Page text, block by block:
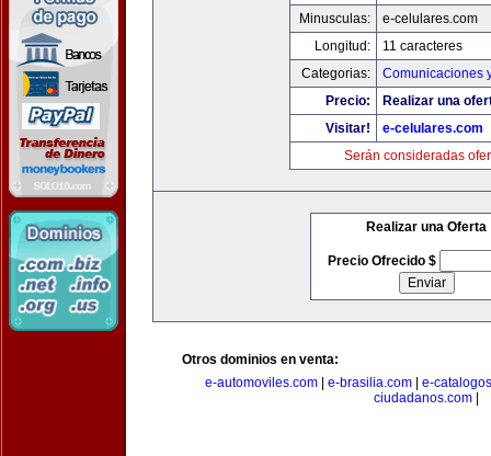
Minusculas:
e-celulares.com
Longitud:
11 caracteres
Categorias:
Comunicaciones
Precio:
Realizar una
Visitar!
e-celulares.com
Serán consideradas
Realizar una Oferta
Precio Ofrecido $
Otros dominios en venta:
e-automoviles.com
e-brasilia.com
e-
ciudadanos.com